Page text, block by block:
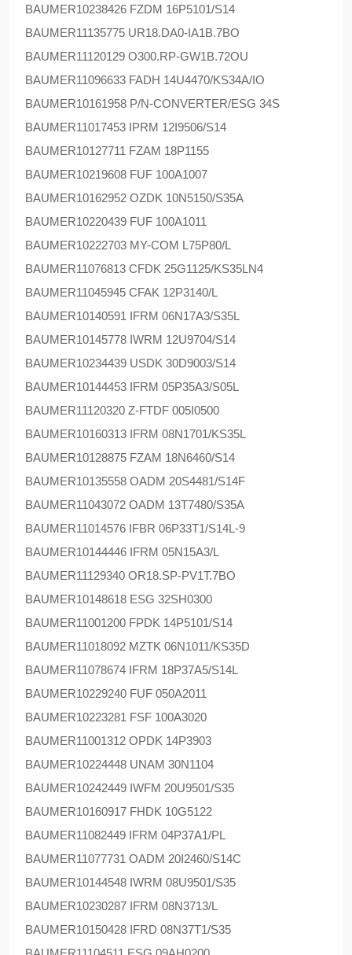
BAUMER10238426 FZDM 16P5101/S14
BAUMER11135775 UR18.DA0-IA1B.7BO
BAUMER11120129 O300.RP-GW1B.72OU
BAUMER11096633 FADH 14U4470/KS34A/IO
BAUMER10161958 P/N-CONVERTER/ESG 34S
BAUMER11017453 IPRM 12I9506/S14
BAUMER10127711 FZAM 18P1155
BAUMER10219608 FUF 100A1007
BAUMER10162952 OZDK 10N5150/S35A
BAUMER10220439 FUF 100A1011
BAUMER10222703 MY-COM L75P80/L
BAUMER11076813 CFDK 25G1125/KS35LN4
BAUMER11045945 CFAK 12P3140/L
BAUMER10140591 IFRM 06N17A3/S35L
BAUMER10145778 IWRM 12U9704/S14
BAUMER10234439 USDK 30D9003/S14
BAUMER10144453 IFRM 05P35A3/S05L
BAUMER11120320 Z-FTDF 005I0500
BAUMER10160313 IFRM 08N1701/KS35L
BAUMER10128875 FZAM 18N6460/S14
BAUMER10135558 OADM 20S4481/S14F
BAUMER11043072 OADM 13T7480/S35A
BAUMER11014576 IFBR 06P33T1/S14L-9
BAUMER10144446 IFRM 05N15A3/L
BAUMER11129340 OR18.SP-PV1T.7BO
BAUMER10148618 ESG 32SH0300
BAUMER11001200 FPDK 14P5101/S14
BAUMER11018092 MZTK 06N1011/KS35D
BAUMER11078674 IFRM 18P37A5/S14L
BAUMER10229240 FUF 050A2011
BAUMER10223281 FSF 100A3020
BAUMER11001312 OPDK 14P3903
BAUMER10224448 UNAM 30N1104
BAUMER10242449 IWFM 20U9501/S35
BAUMER10160917 FHDK 10G5122
BAUMER11082449 IFRM 04P37A1/PL
BAUMER11077731 OADM 20I2460/S14C
BAUMER10144548 IWRM 08U9501/S35
BAUMER10230287 IFRM 08N3713/L
BAUMER10150428 IFRD 08N37T1/S35